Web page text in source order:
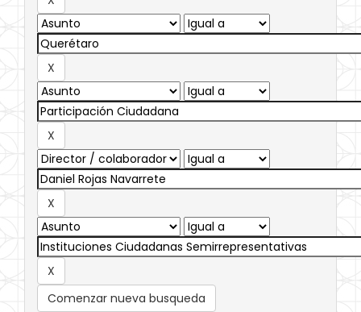
Comenzar nueva busqueda